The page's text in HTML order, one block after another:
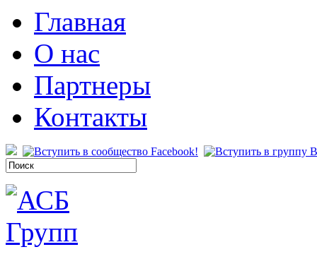
Главная
О нас
Партнеры
Контакты